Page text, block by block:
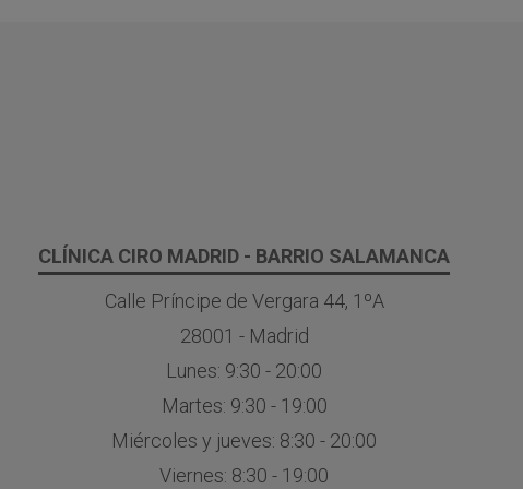
CLÍNICA CIRO MADRID - BARRIO SALAMANCA
Calle Príncipe de Vergara 44, 1ºA
28001 - Madrid
Lunes: 9:30 - 20:00
Martes: 9:30 - 19:00
Miércoles y jueves: 8:30 - 20:00
Viernes: 8:30 - 19:00